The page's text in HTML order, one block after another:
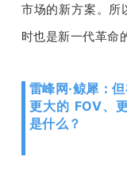
市场的新方案。所
时也是新一代革命
雷峰网·鲸犀：
更大的 FOV、
是什么？